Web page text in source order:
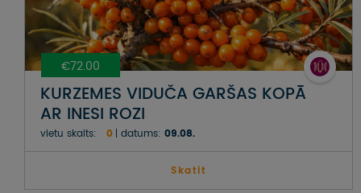
€72.00
KURZEMES VIDUČA GARŠAS KOPĀ
AR INESI ROZI
vietu skaits: 0 datums: 09.08.
Skatit